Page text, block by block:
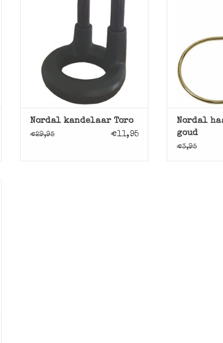
van Nordal
TOEVOEGEN AAN WINKELWAGEN
Nordal kandelaar Toro
€29,95 €11,95
TOEVOEGEN
Nordal
goud
€3,95